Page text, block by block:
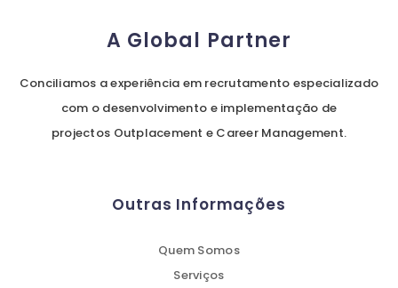
A Global Partner
Conciliamos a experiência em recrutamento especializado
com o desenvolvimento e implementação de
projectos Outplacement e Career Management.
Outras Informações
Quem Somos
Serviços